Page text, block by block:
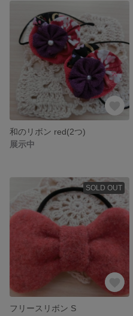
和のリボン red(2つ)
展示中
SOLD OUT
フリースリボン S